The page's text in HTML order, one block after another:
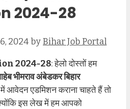
2024-28
2024byBihar Job Portal
2024-28: हेलो दोस्तों हम
भीमराव अंबेडकर बिहार
में आवेदन एडमिशन कराना चाहते हैं तो
इस लेख में हम आपको